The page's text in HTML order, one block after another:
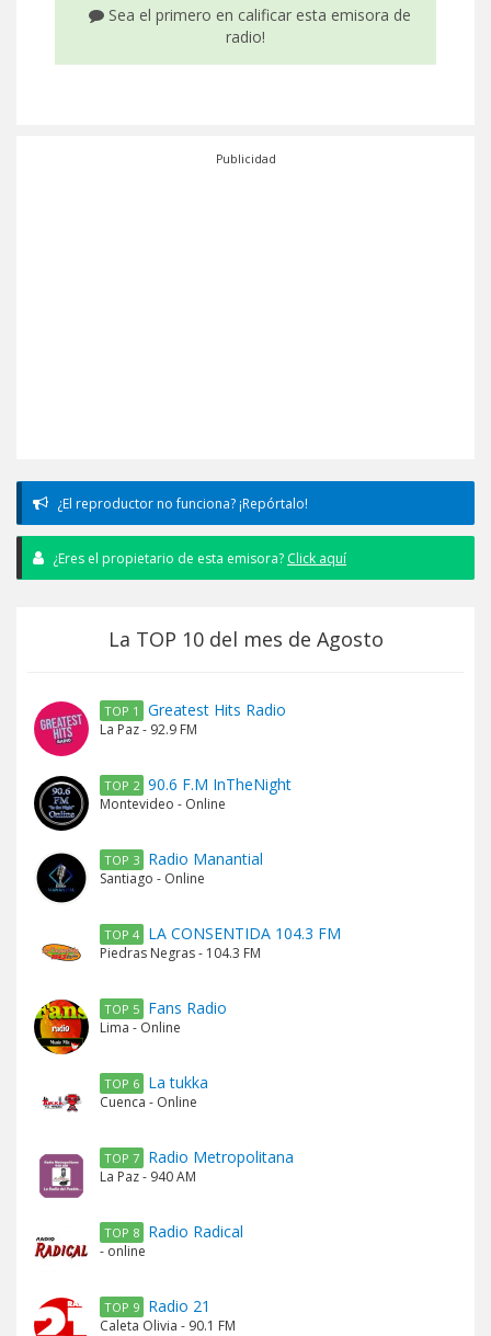
Sea el primero en calificar esta emisora de
radio!
Publicidad
¿El reproductor no funciona? ¡Repórtalo!
¿Eres el propietario de esta emisora? Click aquí
La TOP 10 del mes de Agosto
TOP 1 Greatest Hits Radio
La Paz - 92.9 FM
TOP 2 90.6 F.M InTheNight
Montevideo - Online
TOP 3 Radio Manantial
Santiago - Online
TOP 4 LA CONSENTIDA 104.3 FM
Piedras Negras - 104.3 FM
TOP 5 Fans Radio
Lima - Online
TOP 6 La tukka
Cuenca - Online
TOP 7 Radio Metropolitana
La Paz - 940 AM
TOP 8 Radio Radical
- online
TOP 9 Radio 21
Caleta Olivia - 90.1 FM